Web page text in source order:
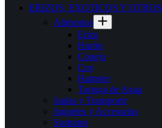
ERIZOS, EXOTICOS Y OTROS
Alimentos
Erizo
Hurón
Conejo
Cuy
Hamster
Tortuga de Agua
Jaulas y Transporte
Juguetes y Accesorios
Sustratos